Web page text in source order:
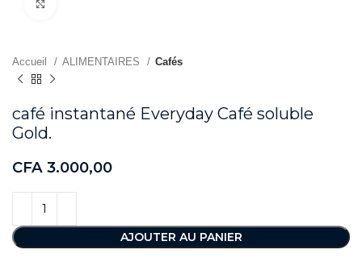
Accueil ALIMENTAIRES Cafés
café instantané Everyday Café soluble
Gold.
CFA 3.000,00
AJOUTER AU PANIER